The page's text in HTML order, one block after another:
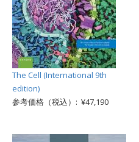
The Cell (International 9th
edition)
参考価格（税込）: ¥47,190